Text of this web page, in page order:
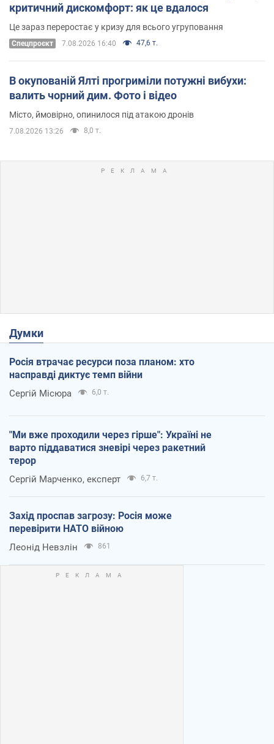
критичний дискомфорт: як це вдалося
Це зараз переростає у кризу для всього угруповання
Cпецпроєкт 7.08.2026 16:40 47,6 т.
В окупованій Ялті прогриміли потужні вибухи:
валить чорний дим. Фото і відео
Місто, ймовірно, опинилося під атакою дронів
7.08.2026 13:26 8,0 т.
Думки
Росія втрачає ресурси поза планом: хто
насправді диктує темп війни
Сергій Місюра 6,0 т.
"Ми вже проходили через гірше": Україні не
варто піддаватися зневірі через ракетний
терор
Сергій Марченко, експерт 6,7 т.
Захід проспав загрозу: Росія може
перевірити НАТО війною
Леонід Невзлін 861